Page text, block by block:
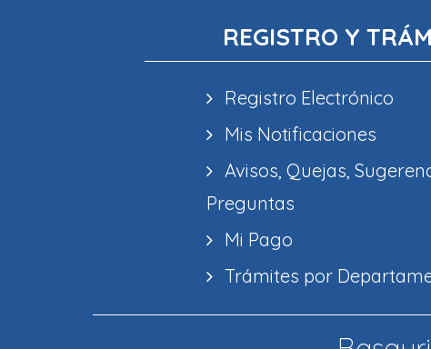
REGISTRO Y
Registro Electrónico
Mis Notificaciones
Avisos, Quejas,
Preguntas
Mi Pago
Trámites por